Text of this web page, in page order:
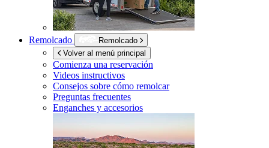
Remolcado
Remolcado
Volver al menú principal
Comienza una reservación
Videos instructivos
Consejos sobre cómo remolcar
Preguntas frecuentes
Enganches y accesorios